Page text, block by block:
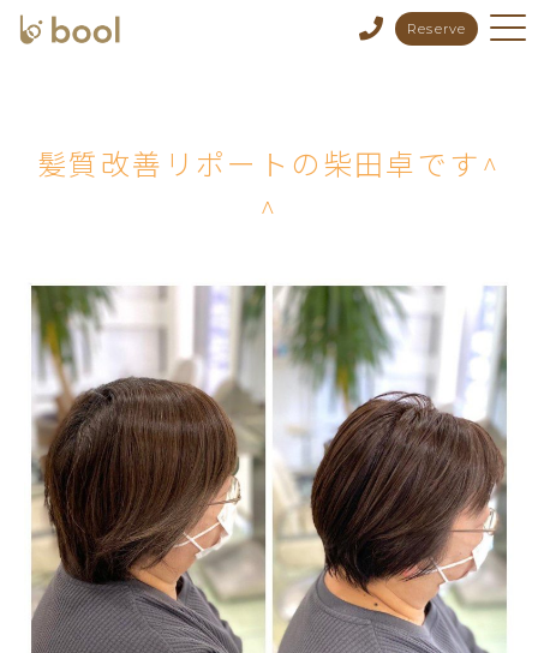
Reserve
髪質改善リポートの柴田卓です^
^